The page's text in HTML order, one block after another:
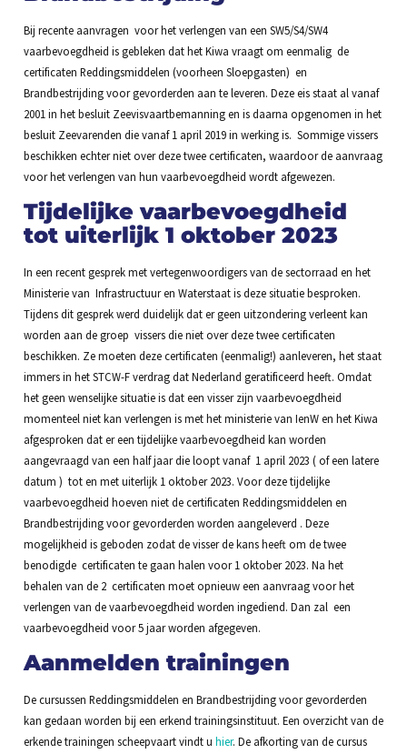
Bij recente aanvragen voor het verlengen van een SW5/S4/SW4
vaarbevoegdheid is gebleken dat het Kiwa vraagt om eenmalig de
certificaten Reddingsmiddelen (voorheen Sloepgasten) en
Brandbestrijding voor gevorderden aan te leveren. Deze eis staat al vanaf
2001 in het besluit Zeevisvaartbemanning en is daarna opgenomen in het
besluit Zeevarenden die vanaf 1 april 2019 in werking is. Sommige vissers
beschikken echter niet over deze twee certificaten, waardoor de aanvraag
voor het verlengen van hun vaarbevoegdheid wordt afgewezen.
Tijdelijke vaarbevoegdheid
tot uiterlijk 1 oktober 2023
In een recent gesprek met vertegenwoordigers van de sectorraad en het
Ministerie van Infrastructuur en Waterstaat is deze situatie besproken.
Tijdens dit gesprek werd duidelijk dat er geen uitzondering verleent kan
worden aan de groep vissers die niet over deze twee certificaten
beschikken. Ze moeten deze certificaten (eenmalig!) aanleveren, het staat
immers in het STCW-F verdrag dat Nederland geratificeerd heeft. Omdat
het geen wenselijke situatie is dat een visser zijn vaarbevoegdheid
momenteel niet kan verlengen is met het ministerie van IenW en het Kiwa
afgesproken dat er een tijdelijke vaarbevoegdheid kan worden
aangevraagd van een half jaar die loopt vanaf 1 april 2023 ( of een latere
datum ) tot en met uiterlijk 1 oktober 2023. Voor deze tijdelijke
vaarbevoegdheid hoeven niet de certificaten Reddingsmiddelen en
Brandbestrijding voor gevorderden worden aangeleverd . Deze
mogelijkheid is geboden zodat de visser de kans heeft om de twee
benodigde certificaten te gaan halen voor 1 oktober 2023. Na het
behalen van de 2 certificaten moet opnieuw een aanvraag voor het
verlengen van de vaarbevoegdheid worden ingediend. Dan zal een
vaarbevoegdheid voor 5 jaar worden afgegeven.
Aanmelden trainingen
De cursussen Reddingsmiddelen en Brandbestrijding voor gevorderden
kan gedaan worden bij een erkend trainingsinstituut. Een overzicht van de
erkende trainingen scheepvaart vindt u hier. De afkorting van de cursus